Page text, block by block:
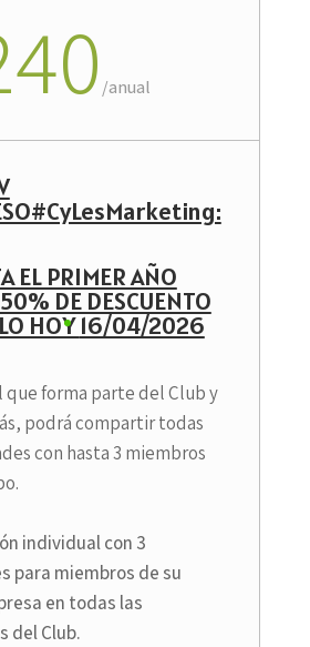
/anual
EL PRIMER AÑO
DE DESCUENTO
HOY16/04/2026
que forma parte del Club y
podrá compartir todas
con hasta 3 miembros
individual con 3
para miembros de su
en todas las
del Club.